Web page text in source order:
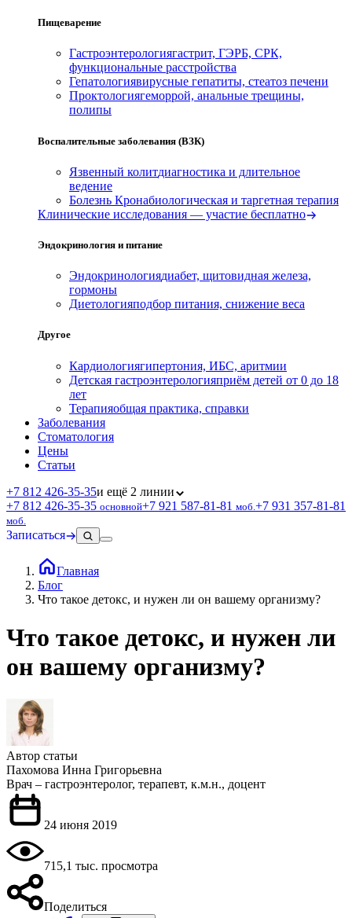
Пищеварение
Гастроэнтерологиягастрит, ГЭРБ, СРК,
функциональные расстройства
Гепатологиявирусные гепатиты, стеатоз печени
Проктологиягеморрой, анальные трещины,
полипы
Воспалительные заболевания (ВЗК)
Язвенный колитдиагностика и длительное
ведение
Болезнь Кронабиологическая и таргетная терапия
Клинические исследования — участие бесплатно
Эндокринология и питание
Эндокринологиядиабет, щитовидная железа,
гормоны
Диетологияподбор питания, снижение веса
Другое
Кардиологиягипертония, ИБС, аритмии
Детская гастроэнтерологияприём детей от 0 до 18
лет
Терапияобщая практика, справки
Заболевания
Стоматология
Цены
Статьи
+7 812 426‑35‑35и ещё 2 линии
+7 812 426‑35‑35 основной+7 921 587‑81‑81 моб. +7 931 357‑81‑81
моб.
Записаться
Главная
Блог
Что такое детокс, и нужен ли он вашему организму?
Что такое детокс, и нужен ли
он вашему организму?
Автор статьи
Пахомова Инна Григорьевна
Врач – гастроэнтеролог, терапевт, к.м.н., доцент
24 июня 2019
715,1 тыс. просмотра
Поделиться